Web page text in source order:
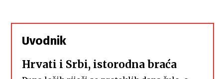
Uvodnik
Hrvati i Srbi, istorodna braća